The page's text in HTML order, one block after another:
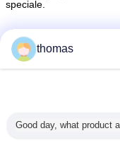
speciale.
Q3: Potete inviarci i
Sì, naturalmente.
quanta pc avete bisogno.
Pallet di legno per le
thomas
Good day, what product